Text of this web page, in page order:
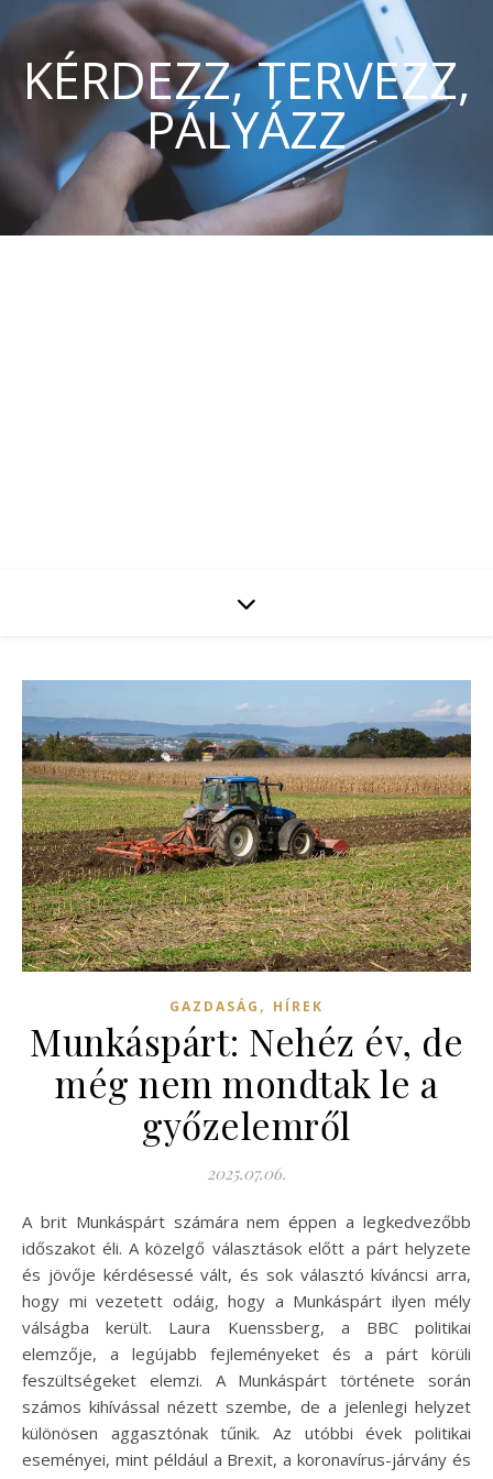
KÉRDEZZ, TERVEZZ,
PÁLYÁZZ
GAZDASÁG , HÍREK
Munkáspárt: Nehéz év, de
még nem mondtak le a
győzelemről
2025.07.06.
A brit Munkáspárt számára nem éppen a legkedvezőbb
időszakot éli. A közelgő választások előtt a párt helyzete
és jövője kérdésessé vált, és sok választó kíváncsi arra,
hogy mi vezetett odáig, hogy a Munkáspárt ilyen mély
válságba került. Laura Kuenssberg, a BBC politikai
elemzője, a legújabb fejleményeket és a párt körüli
feszültségeket elemzi. A Munkáspárt története során
számos kihívással nézett szembe, de a jelenlegi helyzet
különösen aggasztónak tűnik. Az utóbbi évek politikai
eseményei, mint például a Brexit, a koronavírus-járvány és